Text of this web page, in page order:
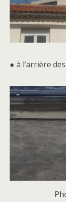
● à l’arrière